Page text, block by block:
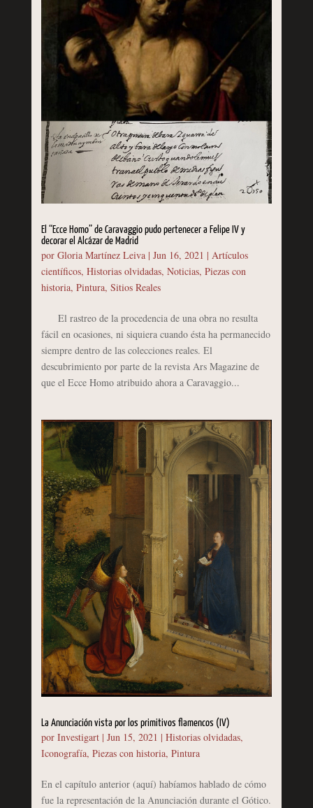
El “Ecce Homo” de Caravaggio pudo pertenecer a Felipe IV y
decorar el Alcázar de Madrid
por Gloria Martínez Leiva| Jun 16, 2021 | Artículos
científicos, Historias olvidadas, Noticias, Piezas con
historia, Pintura, Sitios Reales
El rastreo de la procedencia de una obra no resulta
fácil en ocasiones, ni siquiera cuando ésta ha permanecido
siempre dentro de las colecciones reales. El
descubrimiento por parte de la revista Ars Magazine de
que el Ecce Homo atribuido ahora a Caravaggio...
La Anunciación vista por los primitivos flamencos (IV)
por Investigart| Jun 15, 2021 | Historias olvidadas,
Iconografía, Piezas con historia, Pintura
En el capítulo anterior (aquí) habíamos hablado de cómo
fue la representación de la Anunciación durante el Gótico.